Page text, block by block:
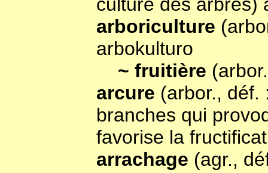
arboriculture
arbokulturo
~ fruitière
arcure (arbor., déf.
branches qui
favorise la
arrachage (agr.,